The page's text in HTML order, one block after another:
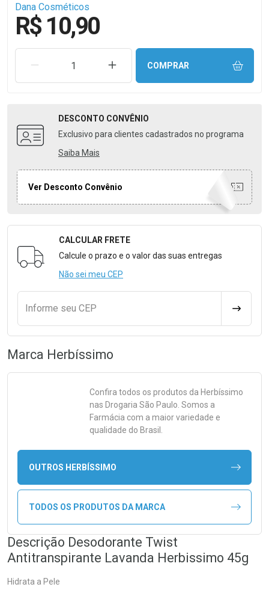
Dana Cosméticos
R$ 10,90
REMOVER UMA UNIDADEAUMENTAR UMA UNIDADE
COMPRAR
DESCONTO CONVÊNIO
Exclusivo para clientes cadastrados no programa
Saiba Mais
Ver Desconto Convênio
Formulário para Calcular o Frete
CALCULAR FRETE
Calcule o prazo e o valor das suas entregas
Não sei meu CEP
Informe seu CEP
Marca Herbíssimo
Confira todos os produtos da Herbíssimo
nas Drogaria São Paulo. Somos a
Farmácia com a maior variedade e
qualidade do Brasil.
OUTROS HERBÍSSIMO
TODOS OS PRODUTOS DA MARCA
Descrição Desodorante Twist
Antitranspirante Lavanda Herbissimo 45g
Hidrata a Pele